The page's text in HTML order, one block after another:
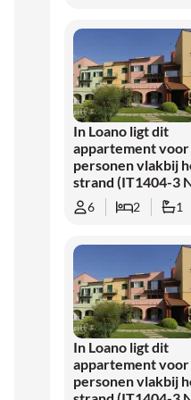
In Loano ligt dit
appartement voor
personen vlakbij
strand (IT1404-3
6 2 1
In Loano ligt dit
appartement voor
personen vlakbij